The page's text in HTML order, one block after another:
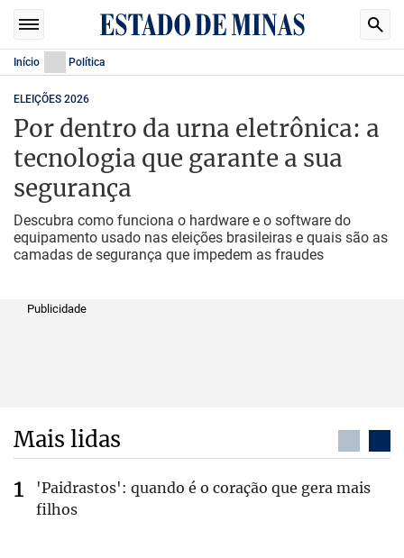
Início Política
ELEIÇÕES 2026
Por dentro da urna eletrônica: a
tecnologia que garante a sua
segurança
Descubra como funciona o hardware e o software do
equipamento usado nas eleições brasileiras e quais são as
camadas de segurança que impedem as fraudes
Publicidade
Mais lidas
'Paidrastos': quando é o coração que gera mais
filhos